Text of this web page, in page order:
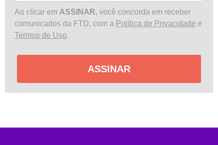
Ao clicar em ASSINAR, você concorda em receber
comunicados da FTD, com a Política de Privacidade e
Termos de Uso.
ASSINAR